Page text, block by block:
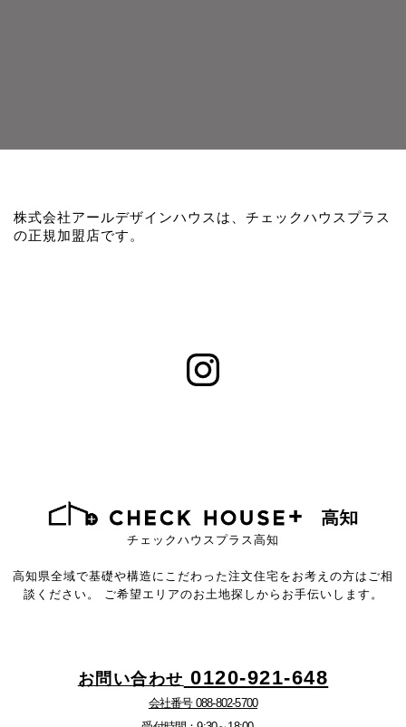
株式会社アールデザインハウスは、チェックハウスプラス
の正規加盟店です。
チェックハウスプラス高知
高知県全域で基礎や構造にこだわった注文住宅をお考えの方はご相
談ください。
ご希望エリアのお土地探しからお手伝いします。
お問い合わせ 0120-921-648
会社番号 088-802-5700